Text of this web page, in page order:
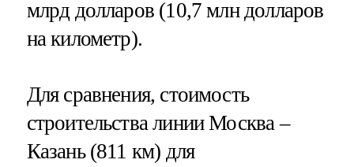
млрд долларов (10,7 млн долларов
на километр).
Для сравнения, стоимость
строительства линии Москва –
Казань (811 км) для